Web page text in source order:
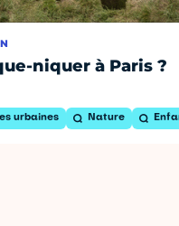
niquer à Paris ?
urbaines Nature